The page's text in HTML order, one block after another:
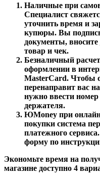
Наличные при
Специалист
уточнить время и
купюры. Вы
документы, вносите
товар и чек.
Безналичный
оформлении в
MasterCard. Чтобы
перенаправит вас
нужно ввести
держателя.
ЮMoney при
покупки система
платежного
форму по
Экономьте время на
магазине доступно 4